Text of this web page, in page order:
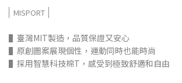
MISPORT
▌臺灣MIT製造，品質保證又安心
▌原創圖案展現個性，運動同時也能時尚
▌採用智慧科技棉T，感受到極致舒適和自由